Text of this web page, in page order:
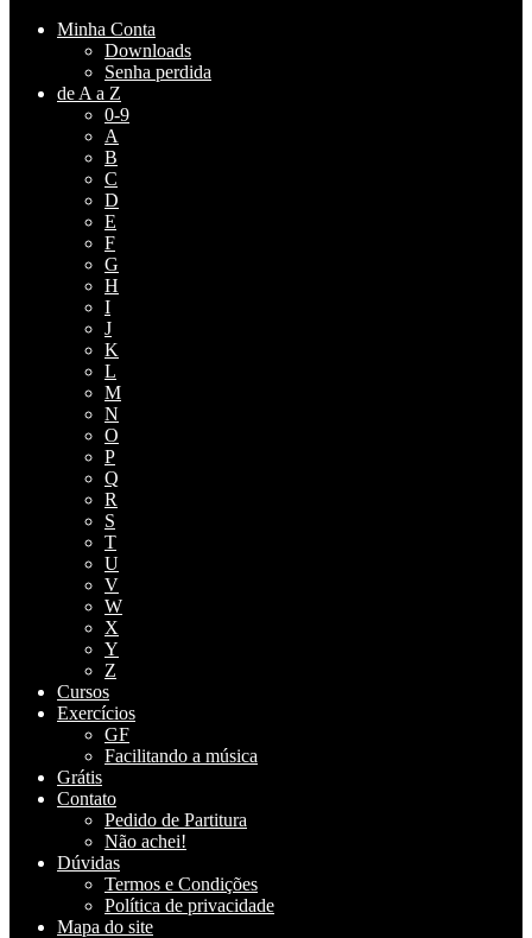
Minha Conta
Downloads
Senha perdida
de A a Z
0-9
A
B
C
D
E
F
G
H
I
J
K
L
M
N
O
P
Q
R
S
T
U
V
W
X
Y
Z
Cursos
Exercícios
GF
Facilitando a música
Grátis
Contato
Pedido de Partitura
Não achei!
Dúvidas
Termos e Condições
Política de privacidade
Mapa do site